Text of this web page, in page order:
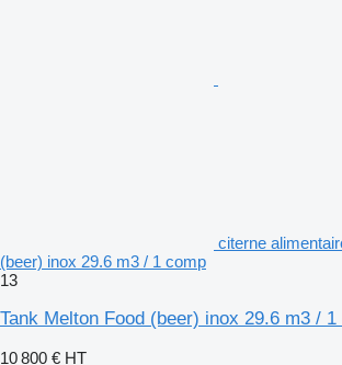
citerne
(beer) inox 29.6 m3 / 1 comp
13
Tank Melton Food (beer) inox 29.6 m3 / 1
10 800 € HT